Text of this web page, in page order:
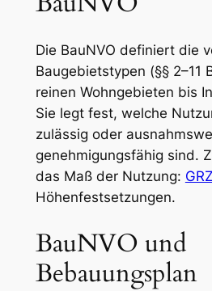
Die BauNVO definiert die
Baugebietstypen (§§ 2–11
reinen Wohngebieten bis
Sie legt fest, welche
zulässig oder
genehmigungsfähig sind.
das Maß der Nutzung: GRZ
Höhenfestsetzungen.
BauNVO und
Bebauungsplan